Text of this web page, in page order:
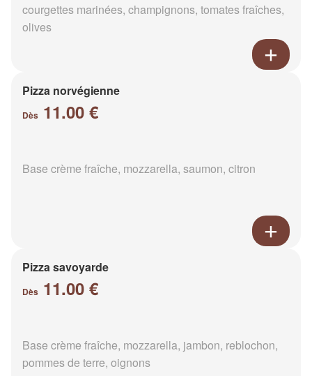
courgettes marinées, champignons, tomates fraîches,
olives
Pizza norvégienne
Dès 11.00 €
Base crème fraîche, mozzarella, saumon, citron
Pizza savoyarde
Dès 11.00 €
Base crème fraîche, mozzarella, jambon, reblochon,
pommes de terre, oignons